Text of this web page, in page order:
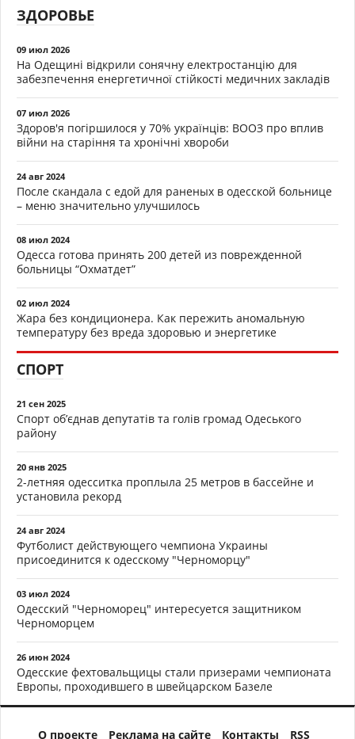
ЗДОРОВЬЕ
09 июл 2026
На Одещині відкрили сонячну електростанцію для
забезпечення енергетичної стійкості медичних закладів
07 июл 2026
Здоров'я погіршилося у 70% українців: ВООЗ про вплив
війни на старіння та хронічні хвороби
24 авг 2024
После скандала с едой для раненых в одесской больнице
– меню значительно улучшилось
08 июл 2024
Одесса готова принять 200 детей из поврежденной
больницы “Охматдет”
02 июл 2024
Жара без кондиционера. Как пережить аномальную
температуру без вреда здоровью и энергетике
СПОРТ
21 сен 2025
Спорт об’єднав депутатів та голів громад Одеського
району
20 янв 2025
2-летняя одесситка проплыла 25 метров в бассейне и
установила рекорд
24 авг 2024
Футболист действующего чемпиона Украины
присоединится к одесскому "Черноморцу"
03 июл 2024
Одесский "Черноморец" интересуется защитником
Черноморцем
26 июн 2024
Одесские фехтовальщицы стали призерами чемпионата
Европы, проходившего в швейцарском Базеле
О проекте Реклама на сайте Контакты RSS